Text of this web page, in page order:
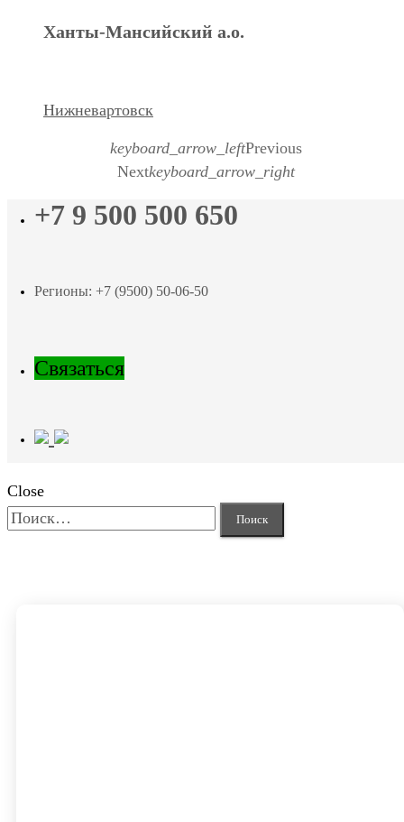
Ханты-Мансийский а.о.
Нижневартовск
keyboard_arrow_leftPrevious
Nextkeyboard_arrow_right
+7 9 500 500 650
Регионы: +7 (9500) 50-06-50
Связаться
Close
Найти: